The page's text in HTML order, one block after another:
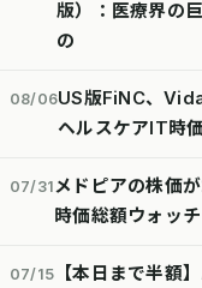
版）：医療界の
の
08/06US版FiNC、
ヘルスケアIT時
07/31メドピアの株価
時価総額ウォッ
07/15
【本日まで半額